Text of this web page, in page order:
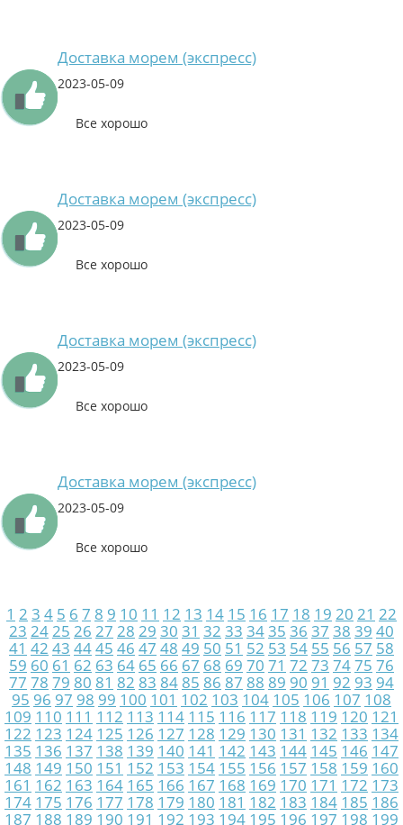
Доставка морем (экспресс)
2023-05-09
Все хорошо
Доставка морем (экспресс)
2023-05-09
Все хорошо
Доставка морем (экспресс)
2023-05-09
Все хорошо
Доставка морем (экспресс)
2023-05-09
Все хорошо
1 2 3 4 5 6 7 8 9 10 11 12 13 14 15 16 17 18 19 20 21 22
23 2425 26 27 28 29 30 31 32 33 3435 36 37 38 39 40
41 42 43 4445 46 47 48 49 50 51 52 53 54 55 56 57 58
59 60 61 62 63 64 65 66 67 68 69 70 71 72 73 7475 76
77 78 79 80 81 82 83 84 85 86 87 88 89 90 91 92 93 94
95 96 97 98 99 100 101 102 103 104 105 106 107 108
109 110 111 112 113 114 115 116 117 118 119 120 121
122 123 124 125 126 127 128 129 130 131 132 133 134
135 136 137 138 139 140 141 142 143 144 145 146 147
148 149 150 151 152 153 154 155 156 157 158 159 160
161 162 163 164 165 166 167 168 169 170 171 172 173
174 175 176 177 178 179 180 181 182 183 184 185 186
187 188 189 190 191 192 193 194 195 196 197 198 199